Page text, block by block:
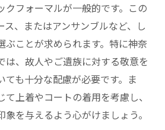
クフォーマルが一般的です。この
、またはアンサンブルなど、し
ぶことが求められます。特に神奈
は、故人やご遺族に対する敬意を
ても十分な配慮が必要です。ま
上着やコートの着用を考慮し、
を与えるよう心がけましょう。